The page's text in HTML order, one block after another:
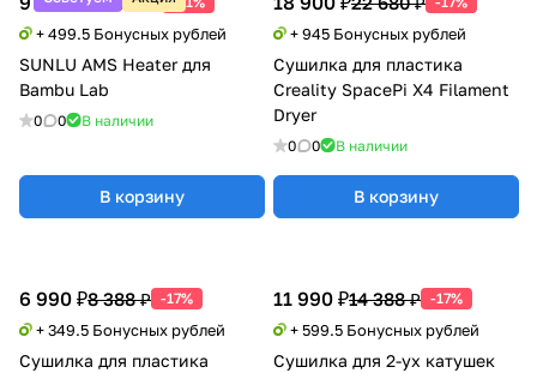
+ 499.5 Бонусных рублей
SUNLU AMS Heater для
Bambu Lab
0 0 В наличии
В корзину
+ 945 Бонусных рублей
Сушилка для пластика
Creality SpacePi X4 Filament
Dryer
0 0 В наличии
В корзину
6 990 ₽8 388 ₽ -17%
+ 349.5 Бонусных рублей
Сушилка для пластика
11 990 ₽14 388 ₽ -17%
+ 599.5 Бонусных рублей
Сушилка для 2-ух катушек